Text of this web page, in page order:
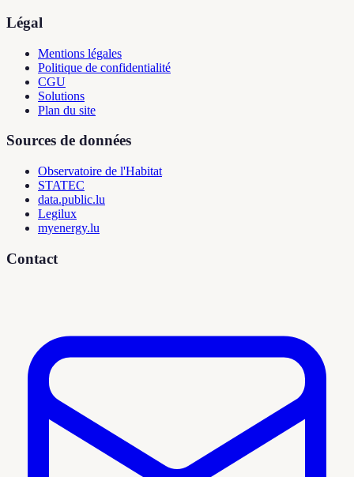
Légal
Mentions légales
Politique de confidentialité
CGU
Solutions
Plan du site
Sources de données
Observatoire de l'Habitat
STATEC
data.public.lu
Legilux
myenergy.lu
Contact